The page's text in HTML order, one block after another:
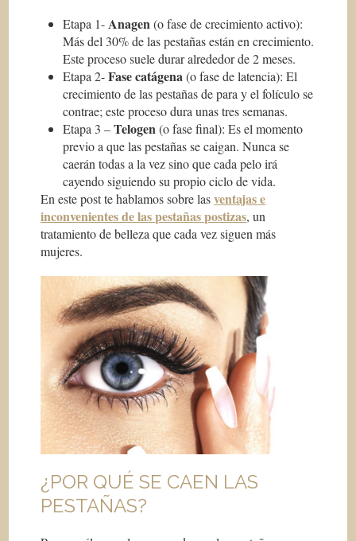
Etapa 1- Anagen(o fase de crecimiento activo):
Más del 30% de las pestañas están en crecimiento.
Este proceso suele durar alrededor de 2 meses.
Etapa 2-Fase catágena(o fase de latencia): El
crecimiento de las pestañas de para y el folículo se
contrae; este proceso dura unas tres semanas.
Etapa 3 –Telogen(o fase final): Es el momento
previo a que las pestañas se caigan. Nunca se
caerán todas a la vez sino que cada pelo irá
cayendo siguiendo su propio ciclo de vida.
En este post te hablamos sobre lasventajas e
inconvenientes de las pestañas postizas, un
tratamiento de belleza que cada vez siguen más
mujeres.
¿POR QUÉ SE CAEN LAS
PESTAÑAS?